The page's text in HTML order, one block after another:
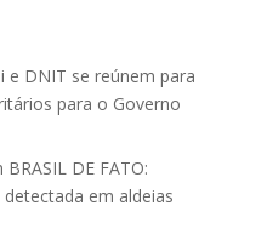
e DNIT se reúnem para
para o Governo
BRASIL DE FATO:
em aldeias